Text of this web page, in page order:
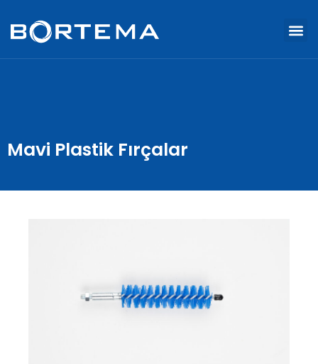
Mavi Plastik Fırçalar